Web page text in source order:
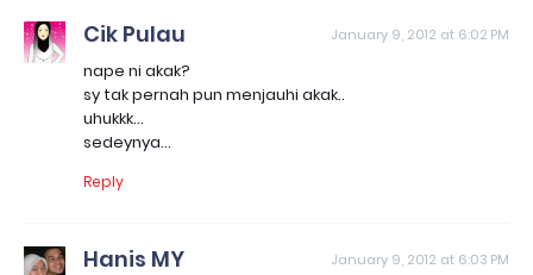
Cik Pulau January 9, 2012 at 6:02 PM
nape ni akak?
sy tak pernah pun menjauhi akak..
uhukkk...
sedeynya...
Reply
Hanis MY January 9, 2012 at 6:03 PM